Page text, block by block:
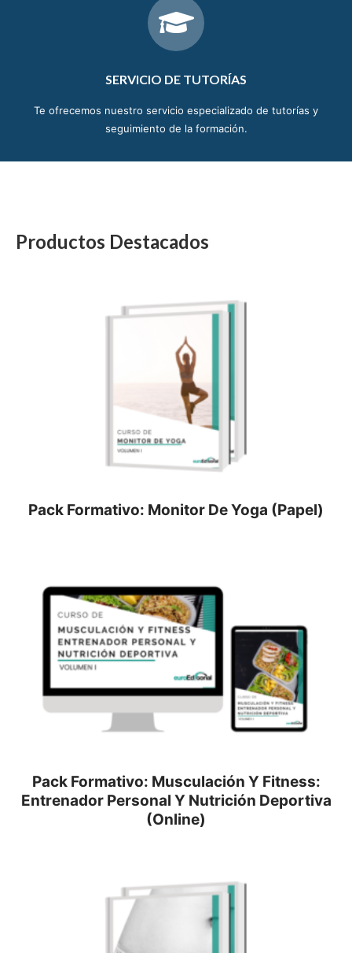
SERVICIO DE TUTORÍAS
Te ofrecemos nuestro servicio especializado de tutorías y
seguimiento de la formación.
Productos Destacados
Pack Formativo: Monitor De Yoga (Papel)
Pack Formativo: Musculación Y Fitness:
Entrenador Personal Y Nutrición Deportiva
(Online)